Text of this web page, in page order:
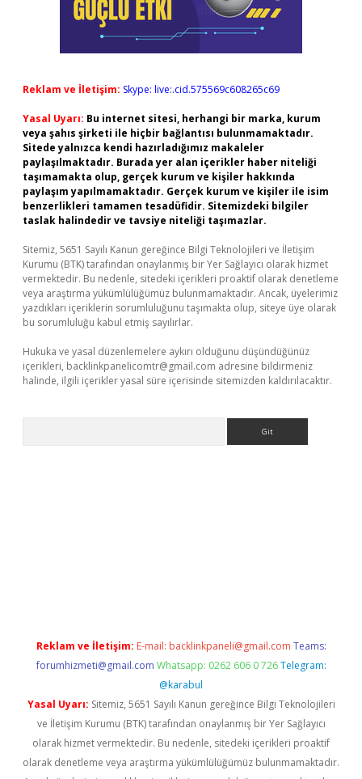
Reklam ve İletişim: Skype: live:.cid.575569c608265c69
Yasal Uyarı: Bu internet sitesi, herhangi bir marka, kurum
veya şahıs şirketi ile hiçbir bağlantısı bulunmamaktadır.
Sitede yalnızca kendi hazırladığımız makaleler
paylaşılmaktadır. Burada yer alan içerikler haber niteliği
taşımamakta olup, gerçek kurum ve kişiler hakkında
paylaşım yapılmamaktadır. Gerçek kurum ve kişiler ile isim
benzerlikleri tamamen tesadüfidir. Sitemizdeki bilgiler
taslak halindedir ve tavsiye niteliği taşımazlar.
Sitemiz, 5651 Sayılı Kanun gereğince Bilgi Teknolojileri ve İletişim
Kurumu (BTK) tarafından onaylanmış bir Yer Sağlayıcı olarak hizmet
vermektedir. Bu nedenle, sitedeki içerikleri proaktif olarak denetleme
veya araştırma yükümlülüğümüz bulunmamaktadır. Ancak, üyelerimiz
yazdıkları içeriklerin sorumluluğunu taşımakta olup, siteye üye olarak
bu sorumluluğu kabul etmiş sayılırlar.
Hukuka ve yasal düzenlemelere aykırı olduğunu düşündüğünüz
içerikleri, backlinkpanelicomtr@gmail.com adresine bildirmeniz
halinde, ilgili içerikler yasal süre içerisinde sitemizden kaldırılacaktır.
Reklam ve İletişim: E-mail: backlinkpaneli@gmail.com Teams:
forumhizmeti@gmail.com Whatsapp: 0262 606 0 726 Telegram:
@karabul
Yasal Uyarı: Sitemiz, 5651 Sayılı Kanun gereğince Bilgi Teknolojileri
ve İletişim Kurumu (BTK) tarafından onaylanmış bir Yer Sağlayıcı
olarak hizmet vermektedir. Bu nedenle, sitedeki içerikleri proaktif
olarak denetleme veya araştırma yükümlülüğümüz bulunmamaktadır.